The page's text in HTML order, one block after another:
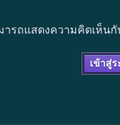
รถแสดงความคิดเห็นกั
เข้าสู่